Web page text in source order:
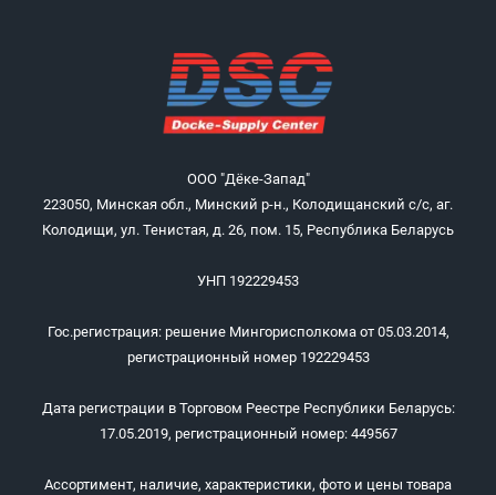
ООО "Дёке-Запад"
223050, Минская обл., Минский р-н., Колодищанский с/с, аг.
Колодищи, ул. Тенистая, д. 26, пом. 15, Республика Беларусь
УНП 192229453
Гос.регистрация: решение Мингорисполкома от 05.03.2014,
регистрационный номер 192229453
Дата регистрации в Торговом Реестре Республики Беларусь:
17.05.2019, регистрационный номер: 449567
Ассортимент, наличие, характеристики, фото и цены товара